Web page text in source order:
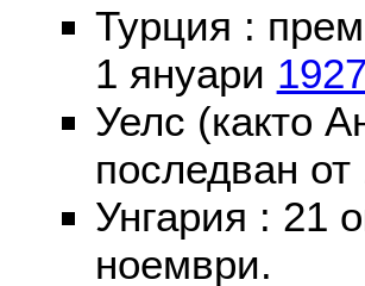
Турция :
1 януари 1927
Уелс (както
последван
Унгария : 21
ноември.